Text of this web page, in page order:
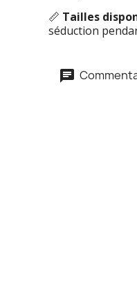
📏 Tailles
séduction